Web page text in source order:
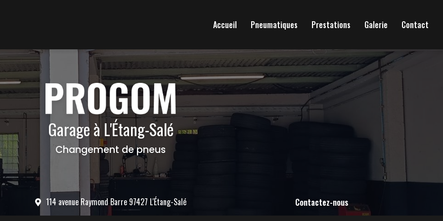
Accueil
Pneumatiques Prestations Galerie Contact
Garage à L'Étang-Salé
Changement de pneus
114 avenue Raymond Barre 97427 L'Étang-Salé Contactez-nous